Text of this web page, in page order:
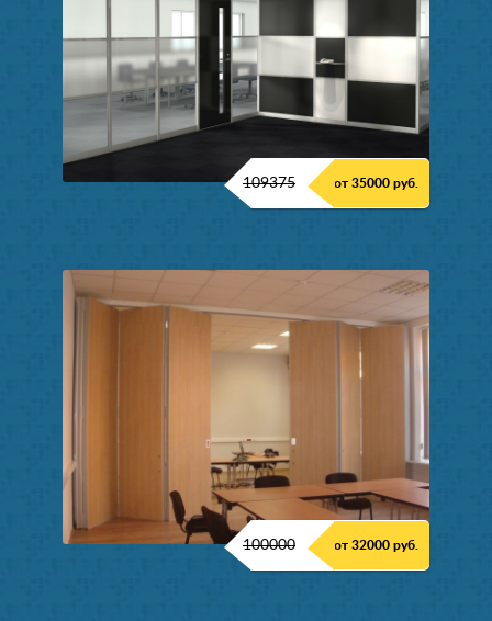
109375 от 35000 руб.
100000 от 32000 руб.